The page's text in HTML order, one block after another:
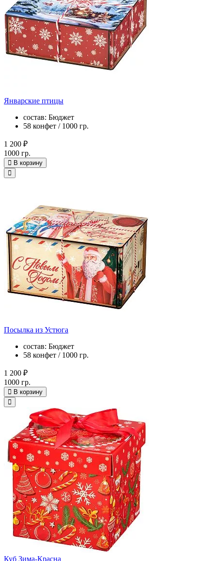
Январские птицы
состав: Бюджет
58 конфет / 1000 гр.
1 200 ₽
1000 гр.
В корзину
Посылка из Устюга
состав: Бюджет
58 конфет / 1000 гр.
1 200 ₽
1000 гр.
В корзину
Куб Зима-Красна